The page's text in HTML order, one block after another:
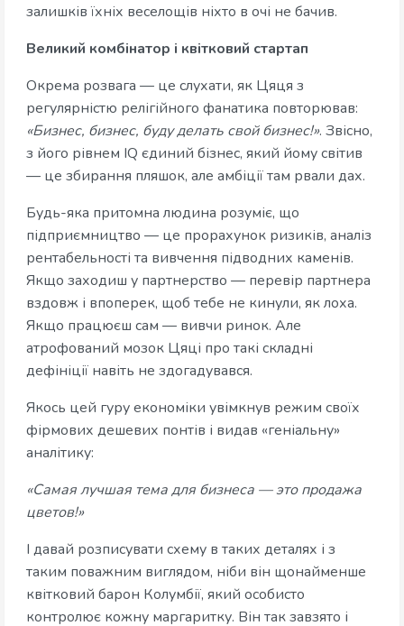
залишків їхніх веселощів ніхто в очі не бачив.
Великий комбінатор і квітковий стартап
Окрема розвага — це слухати, як Цяця з
регулярністю релігійного фанатика повторював:
«Бизнес, бизнес, буду делать свой бизнес!». Звісно,
з його рівнем IQ єдиний бізнес, який йому світив
— це збирання пляшок, але амбіції там рвали дах.
Будь-яка притомна людина розуміє, що
підприємництво — це прорахунок ризиків, аналіз
рентабельності та вивчення підводних каменів.
Якщо заходиш у партнерство — перевір партнера
вздовж і впоперек, щоб тебе не кинули, як лоха.
Якщо працюєш сам — вивчи ринок. Але
атрофований мозок Цяці про такі складні
дефініції навіть не здогадувався.
Якось цей гуру економіки увімкнув режим своїх
фірмових дешевих понтів і видав «геніальну»
аналітику:
«Самая лучшая тема для бизнеса — это продажа
цветов!»
І давай розписувати схему в таких деталях і з
таким поважним виглядом, ніби він щонайменше
квітковий барон Колумбії, який особисто
контролює кожну маргаритку. Він так завзято і